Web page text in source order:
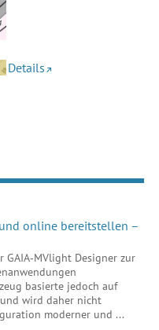
Details
Details
FÜR AKTUELLE
online bereitstellen –
GAIA‑MVlight Designer zur
basierte jedoch auf
wird daher nicht
moderner und ...